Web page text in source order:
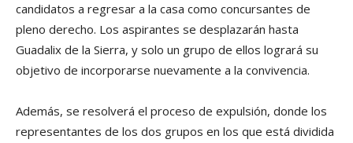
candidatos a regresar a la casa como concursantes de
pleno derecho. Los aspirantes se desplazarán hasta
Guadalix de la Sierra, y solo un grupo de ellos logrará su
objetivo de incorporarse nuevamente a la convivencia.
Además, se resolverá el proceso de expulsión, donde los
representantes de los dos grupos en los que está dividida